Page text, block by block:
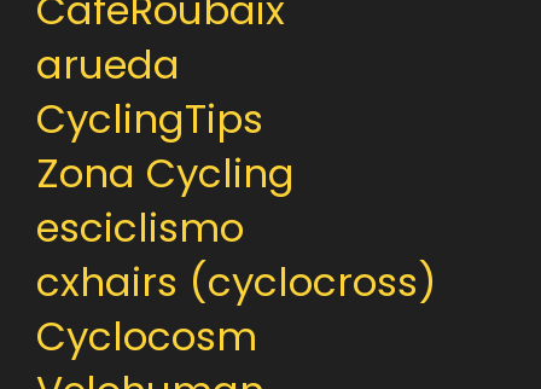
arueda
CyclingTips
Zona Cycling
esciclismo
cxhairs (cyclocross)
Cyclocosm